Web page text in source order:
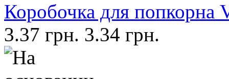
Коробочка для попкорна
3.37 грн. 3.34 грн.